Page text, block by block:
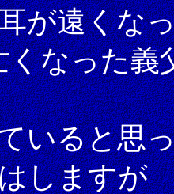
が遠くな
くなった義
いると思
しますが